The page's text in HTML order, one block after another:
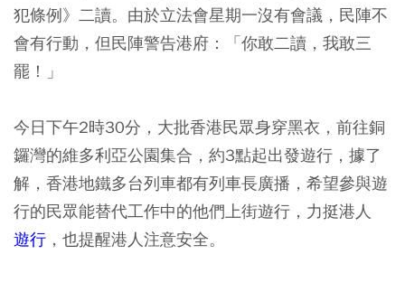
犯條例》二讀。由於立法會星期一沒有會議，民陣不
會有行動，但民陣警告港府：「你敢二讀，我敢三
罷！」
今日下午2時30分，大批香港民眾身穿黑衣，前往銅
鑼灣的維多利亞公園集合，約3點起出發遊行，據了
解，香港地鐵多台列車都有列車長廣播，希望參與遊
行的民眾能替代工作中的他們上街遊行，力挺港人
遊行 ，也提醒港人注意安全。